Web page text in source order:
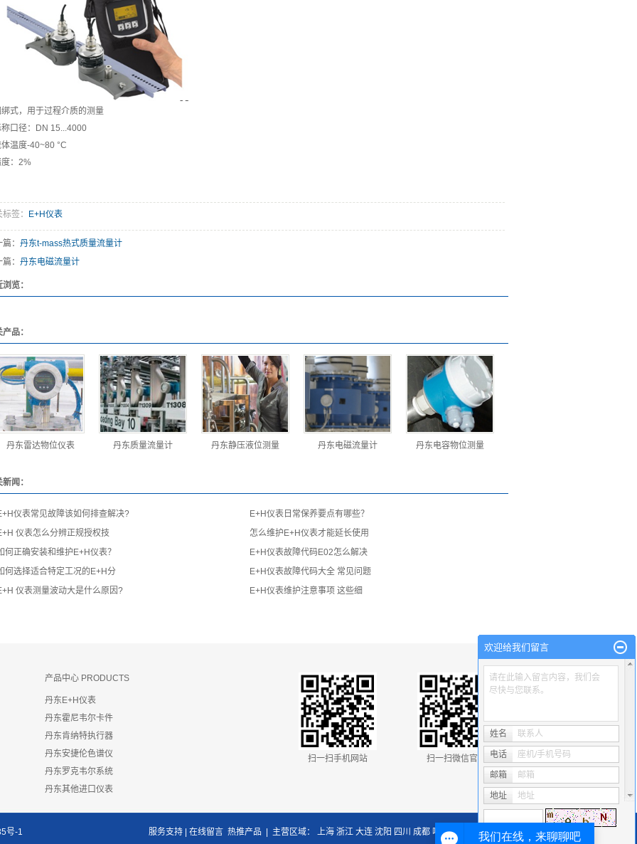
式，用于过程介质的测量
称口径：DN 15...4000
温度-40~80 °C
度：2%
签： E+H仪表
： 丹东t-mass热式质量流量计
篇： 丹东电磁流量计
览：
品：
丹东雷达物位仪表 丹东质量流量计 丹东静压液位测量 丹东电磁流量计 丹东​电容物位测量
闻：
仪表常见故障该如何排查解决?
E+H仪表日常保养要点有哪些？
仪表怎么分辨正规授权技
怎么维护E+H仪表才能延长使用
何正确安装和维护E+H仪表？
E+H仪表故障代码E02怎么解决
何选择适合特定工况的E+H分
E+H仪表故障代码大全 常见问题
仪表测量波动大是什么原因?
E+H仪表维护注意事项 这些细
产品中心 PRODUCTS
丹东E+H仪表
丹东霍尼韦尔卡件
丹东肯纳特执行器
丹东安捷伦色谱仪
丹东罗克韦尔系统
丹东其他进口仪表
扫一扫手机网站 扫一扫微信官网
号-1 服务支持 | 在线留言 热推产品 | 主营区域： 上海 浙江 大连 沈阳 四川 成都 哈尔滨 丹东 鞍山
欢迎给我们留言
请在此输入留言内容，我们会
尽快与您联系。
姓名 联系人
电话 座机/手机号码
邮箱 邮箱
地址 地址